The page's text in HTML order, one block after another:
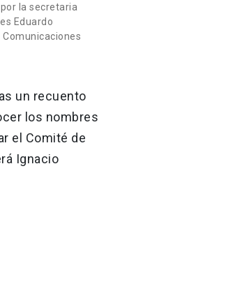
la secretaria
Eduardo
un recuento
los nombres
el Comité de
Ignacio